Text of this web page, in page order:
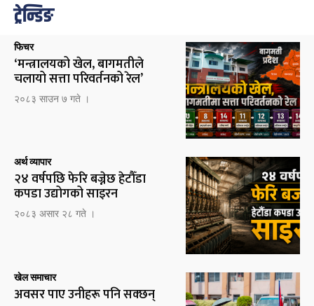
ट्रेन्डिङ
फिचर
‘मन्त्रालयको खेल, बागमतीले
चलायो सत्ता परिवर्तनको रेल’
२०८३ साउन ७ गते ।
अर्थ व्यापार
२४ वर्षपछि फेरि बज्नेछ हेटौँडा
कपडा उद्योगको साइरन
२०८३ असार २८ गते ।
खेल समाचार
अवसर पाए उनीहरू पनि सक्छन्